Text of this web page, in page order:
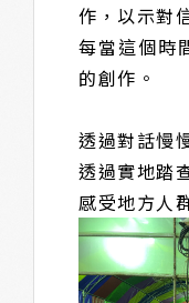
作，以示對
每當這個時
的創作。
透過對話慢
透過實地踏
感受地方人